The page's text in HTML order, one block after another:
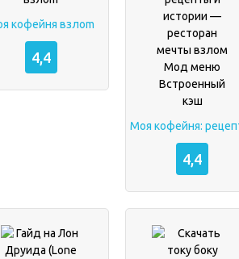
кофейня взлоm
4,4
4,4